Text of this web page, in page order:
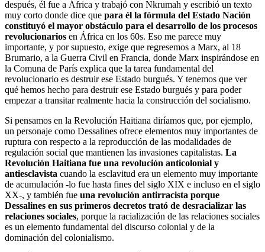
después, él fue a África y trabajó con Nkrumah y escribió un texto
muy corto donde dice que para él la fórmula del Estado Nación
constituyó el mayor obstáculo para el desarrollo de los procesos
revolucionarios en África en los 60s. Eso me parece muy
importante, y por supuesto, exige que regresemos a Marx, al 18
Brumario, a la Guerra Civil en Francia, donde Marx inspirándose en
la Comuna de París explica que la tarea fundamental del
revolucionario es destruir ese Estado burgués. Y tenemos que ver
qué hemos hecho para destruir ese Estado burgués y para poder
empezar a transitar realmente hacia la construcción del socialismo.
Si pensamos en la Revolución Haitiana diríamos que, por ejemplo,
un personaje como Dessalines ofrece elementos muy importantes de
ruptura con respecto a la reproducción de las modalidades de
regulación social que mantienen las invasiones capitalistas. La
Revolución Haitiana fue una revolución anticolonial y
antiesclavista cuando la esclavitud era un elemento muy importante
de acumulación -lo fue hasta fines del siglo XIX e incluso en el siglo
XX-, y también fue una revolución antirracista porque
Dessalines en sus primeros decretos trató de desracializar las
relaciones sociales, porque la racialización de las relaciones sociales
es un elemento fundamental del discurso colonial y de la
dominación del colonialismo.